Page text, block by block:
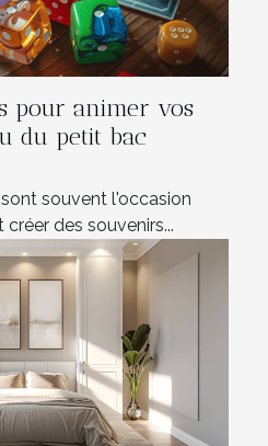
pour animer vos
du petit bac
souvent l'occasion
des souvenirs...